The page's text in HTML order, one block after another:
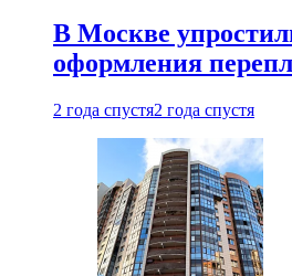
В Москве
оформления
2 года спустя2 года спустя